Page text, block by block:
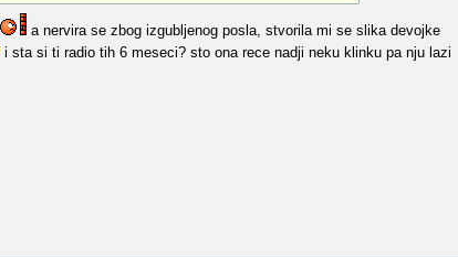
a nervira se zbog izgubljenog posla, stvorila mi se slika devojke
i sta si ti radio tih 6 meseci? sto ona rece nadji neku klinku pa nju lazi